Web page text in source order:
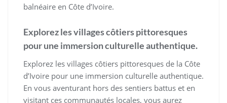
balnéaire en Côte d’Ivoire.
Explorez les villages côtiers pittoresques
pour une immersion culturelle authentique.
Explorez les villages côtiers pittoresques de la Côte
d’Ivoire pour une immersion culturelle authentique.
En vous aventurant hors des sentiers battus et en
visitant ces communautés locales, vous aurez